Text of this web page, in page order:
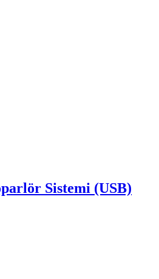
Sistemi (USB)